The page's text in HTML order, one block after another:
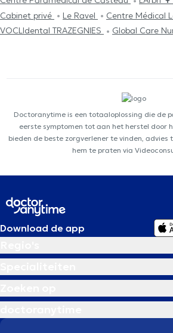
Cabinet privé
Le Ravel
Centre Médical
VOCLIdental TRAZEGNIES
Global Care
Doctoranytime is een totaaloplossing die de
eerste symptomen tot aan het herstel door
bieden de beste zorgverlener te vinden, advies
hem te praten via
Download de app